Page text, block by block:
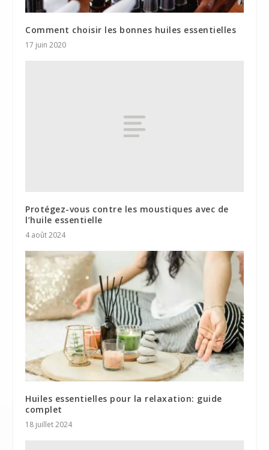
Comment choisir les bonnes huiles essentielles
17 juin 2020
Protégez-vous contre les moustiques avec de
l’huile essentielle
4 août 2024
Huiles essentielles pour la relaxation: guide
complet
18 juillet 2024